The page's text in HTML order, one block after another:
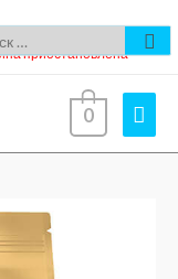
приостановлена
0